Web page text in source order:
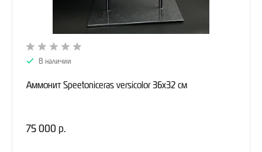
В наличии
Аммонит Speetoniceras versicolor 36х32 см
75 000 р.